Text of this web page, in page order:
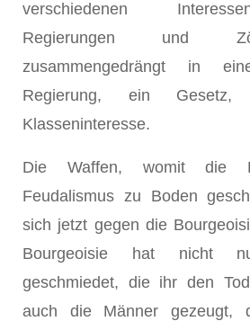
verschiedenen
Regierungen und
zusammengedrängt in
Regierung, ein Gesetz,
Klasseninteresse.
Die Waffen, womit die
Feudalismus zu Boden
sich jetzt gegen die
Bourgeoisie hat nicht
geschmiedet, die ihr den
auch die Männer gezeugt,